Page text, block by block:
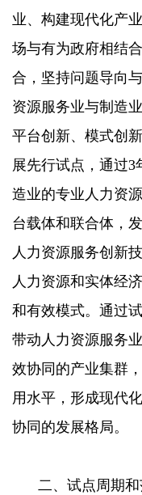
业、构建现代化产
场与有为政府相结
合，坚持问题导向
资源服务业与制造
平台创新、模式创
展先行试点，通过3
造业的专业人力资
台载体和联合体，
人力资源服务创新
人力资源和实体经
和有效模式。通过
带动人力资源服务
效协同的产业集群
用水平，形成现代
协同的发展格局。
二、试点周期和